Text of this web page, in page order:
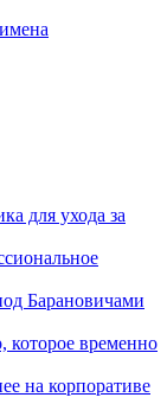
для ухода за
Барановичами
которое временно
на корпоративе